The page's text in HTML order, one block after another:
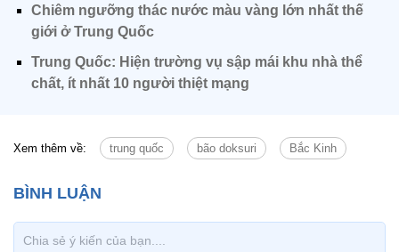
Chiêm ngưỡng thác nước màu vàng lớn nhất thế
giới ở Trung Quốc
Trung Quốc: Hiện trường vụ sập mái khu nhà thể
chất, ít nhất 10 người thiệt mạng
Xem thêm về: trung quốc bão doksuri Bắc Kinh